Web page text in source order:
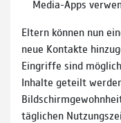
Media-Apps
Eltern können nun
neue Kontakte
Eingriffe sind
Inhalte geteilt
täglichen